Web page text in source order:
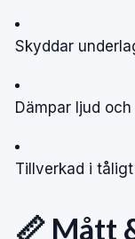
Skyddar
Dämpar ljud
Tillverkad i tåligt
📏 Mått